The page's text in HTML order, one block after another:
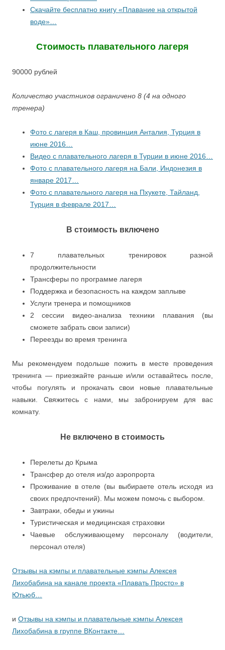
Скачайте бесплатно книгу «Плавание на открытой
воде»…
Стоимость плавательного лагеря
90000 рублей
Количество участников ограничено 8 (4 на одного
тренера)
Фото с лагеря в Каш, провинция Анталия, Турция в
июне 2016…
Видео с плавательного лагеря в Турции в июне 2016…
Фото с плавательного лагеря на Бали, Индонезия в
январе 2017…
Фото с плавательного лагеря на Пхукете, Тайланд,
Турция в феврале 2017…
В стоимость включено
7 плавательных тренировок разной
продолжительности
Трансферы по программе лагеря
Поддержка и безопасность на каждом заплыве
Услуги тренера и помощников
2 сессии видео-анализа техники плавания (вы
сможете забрать свои записи)
Переезды во время тренинга
Мы рекомендуем подольше пожить в месте проведения
тренинга — приезжайте раньше и/или оставайтесь после,
чтобы погулять и прокачать свои новые плавательные
навыки. Свяжитесь с нами, мы забронируем для вас
комнату.
Не включено в стоимость
Перелеты до Крыма
Трансфер до отеля из/до аэропрорта
Проживание в отеле (вы выбираете отель исходя из
своих предпочтений). Мы можем помочь с выбором.
Завтраки, обеды и ужины
Туристическая и медицинская страховки
Чаевые обслуживающему персоналу (водители,
персонал отеля)
Отзывы на кэмпы и плавательные кэмпы Алексея
Лихобабина на канале проекта «Плавать Просто» в
Ютьюб…
и Отзывы на кэмпы и плавательные кэмпы Алексея
Лихобабина в группе ВКонтакте…